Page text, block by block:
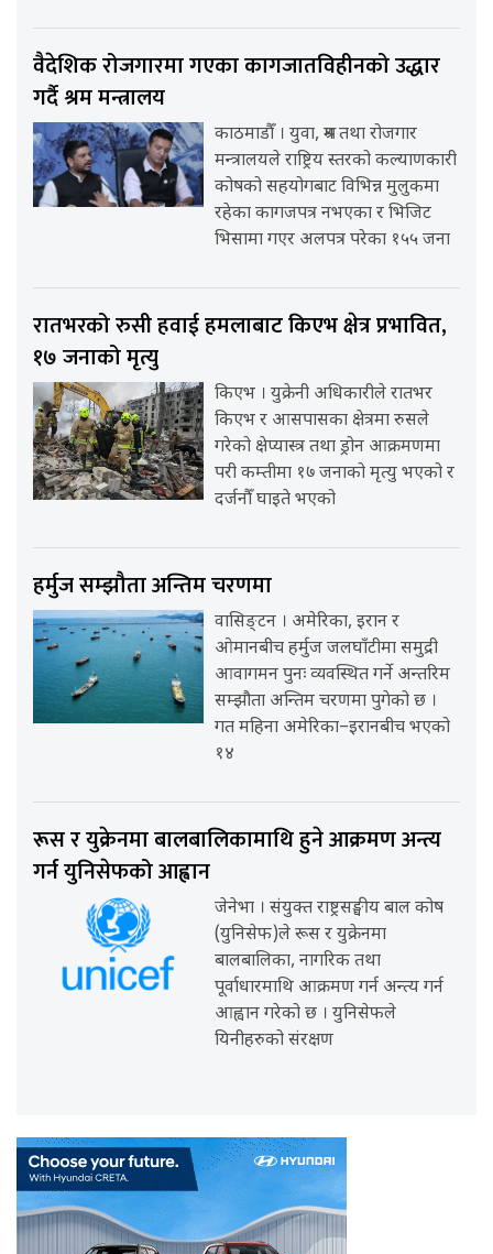
वैदेशिक रोजगारमा गएका कागजातविहीनको उद्धार
गर्दै श्रम मन्त्रालय
काठमाडौँ । युवा, श्रम तथा रोजगार
मन्त्रालयले राष्ट्रिय स्तरको कल्याणकारी
कोषको सहयोगबाट विभिन्न मुलुकमा
रहेका कागजपत्र नभएका र भिजिट
भिसामा गएर अलपत्र परेका १५५ जना
रातभरको रुसी हवाई हमलाबाट किएभ क्षेत्र प्रभावित,
१७ जनाको मृत्यु
किएभ । युक्रेनी अधिकारीले रातभर
किएभ र आसपासका क्षेत्रमा रुसले
गरेको क्षेप्यास्त्र तथा ड्रोन आक्रमणमा
परी कम्तीमा १७ जनाको मृत्यु भएको र
दर्जनौँ घाइते भएको
हर्मुज सम्झौता अन्तिम चरणमा
वासिङ्टन । अमेरिका, इरान र
ओमानबीच हर्मुज जलघाँटीमा समुद्री
आवागमन पुनः व्यवस्थित गर्ने अन्तरिम
सम्झौता अन्तिम चरणमा पुगेको छ ।
गत महिना अमेरिका–इरानबीच भएको
१४
रूस र युक्रेनमा बालबालिकामाथि हुने आक्रमण अन्त्य
गर्न युनिसेफको आह्वान
जेनेभा । संयुक्त राष्ट्रसङ्घीय बाल कोष
(युनिसेफ)ले रूस र युक्रेनमा
बालबालिका, नागरिक तथा
पूर्वाधारमाथि आक्रमण गर्न अन्त्य गर्न
आह्वान गरेको छ । युनिसेफले
यिनीहरुको संरक्षण